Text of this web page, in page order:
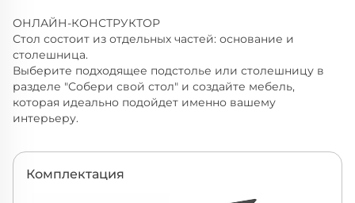
ОНЛАЙН-КОНСТРУКТОР
Стол состоит из отдельных частей: основание и
столешница.
Выберите подходящее подстолье или столешницу в
разделе "Собери свой стол" и создайте мебель,
которая идеально подойдет именно вашему
интерьеру.
Комплектация